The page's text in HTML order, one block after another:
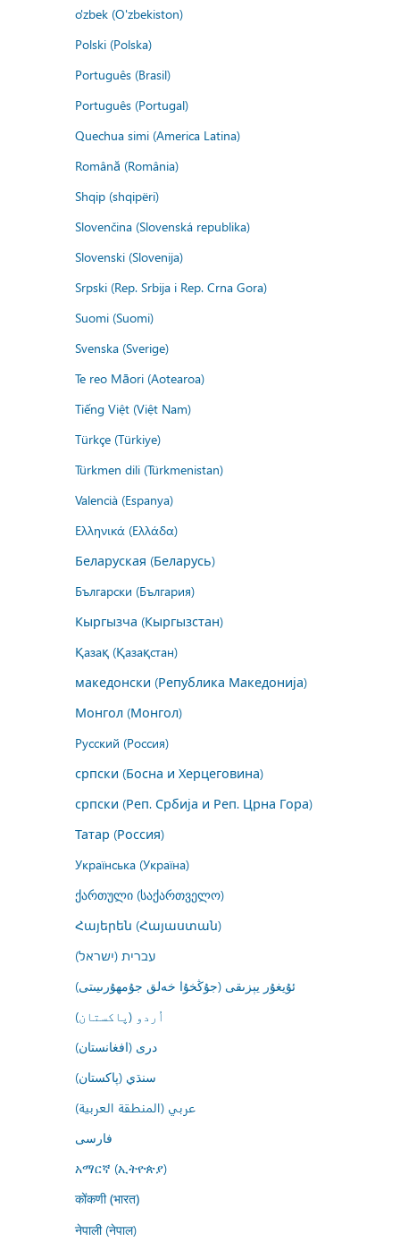
o'zbek (O'zbekiston)
Polski (Polska)
Português (Brasil)
Português (Portugal)
Quechua simi (America Latina)
Română (România)
Shqip (shqipëri)
Slovenčina (Slovenská republika)
Slovenski (Slovenija)
Srpski (Rep. Srbija i Rep. Crna Gora)
Suomi (Suomi)
Svenska (Sverige)
Te reo Māori (Aotearoa)
Tiếng Việt (Việt Nam)
Türkçe (Türkiye)
Türkmen dili (Türkmenistan)
Valencià (Espanya)
Ελληνικά (Ελλάδα)
Беларуская (Беларусь)
Български (България)
Кыргызча (Кыргызстан)
Қазақ (Қазақстан)
македонски (Република Македонија)
Монгол (Монгол)
Русский (Россия)
српски (Босна и Херцеговина)
српски (Реп. Србија и Реп. Црна Гора)
Татар (Россия)
Українська (Україна)
ქართული (საქართველო)
Հայերեն (Հայաստան)
עברית (ישראל)
ئۇيغۇر يېزىقى (جۇڭخۇا خەلق جۇمھۇرىيىتى)
اُردو (پاکستان)
درى (افغانستان)
سنڌي (پاکستان)
عربي (المنطقة العربية)
فارسى
አማርኛ (ኢትዮጵያ)
कोंकणी (भारत)
नेपाली (नेपाल)